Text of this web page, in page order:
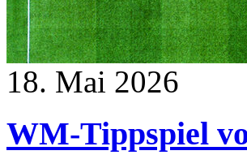
18. Mai 2026
WM-Tippspiel